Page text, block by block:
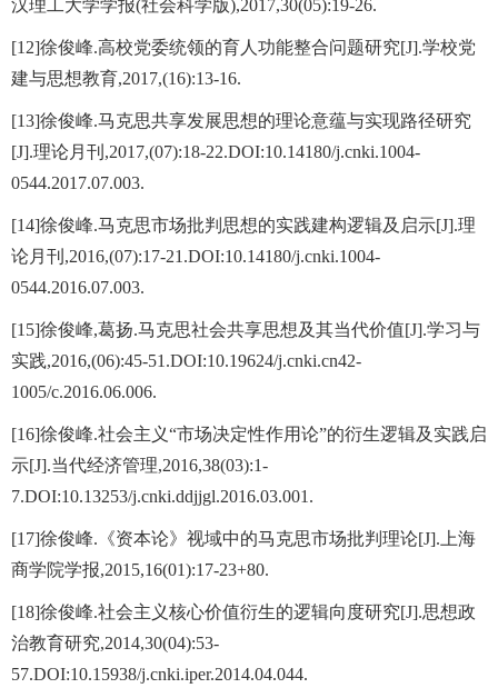
汉理工大学学报(社会科学版),2017,30(05):19-26.
[12]徐俊峰.高校党委统领的育人功能整合问题研究[J].学校党
建与思想教育,2017,(16):13-16.
[13]徐俊峰.马克思共享发展思想的理论意蕴与实现路径研究
[J].理论月刊,2017,(07):18-22.DOI:10.14180/j.cnki.1004-
0544.2017.07.003.
[14]徐俊峰.马克思市场批判思想的实践建构逻辑及启示[J].理
论月刊,2016,(07):17-21.DOI:10.14180/j.cnki.1004-
0544.2016.07.003.
[15]徐俊峰,葛扬.马克思社会共享思想及其当代价值[J].学习与
实践,2016,(06):45-51.DOI:10.19624/j.cnki.cn42-
1005/c.2016.06.006.
[16]徐俊峰.社会主义“市场决定性作用论”的衍生逻辑及实践启
示[J].当代经济管理,2016,38(03):1-
7.DOI:10.13253/j.cnki.ddjjgl.2016.03.001.
[17]徐俊峰.《资本论》视域中的马克思市场批判理论[J].上海
商学院学报,2015,16(01):17-23+80.
[18]徐俊峰.社会主义核心价值衍生的逻辑向度研究[J].思想政
治教育研究,2014,30(04):53-
57.DOI:10.15938/j.cnki.iper.2014.04.044.